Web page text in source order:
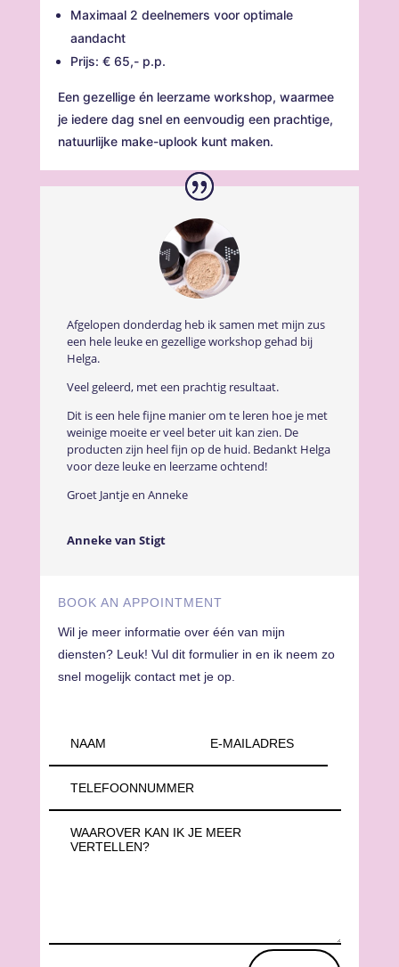
Maximaal 2 deelnemers voor optimale
aandacht
Prijs: € 65,- p.p.
Een gezellige én leerzame workshop, waarmee
je iedere dag snel en eenvoudig een prachtige,
natuurlijke make-uplook kunt maken.
Afgelopen donderdag heb ik samen met mijn zus
een hele leuke en gezellige workshop gehad bij
Helga.
Veel geleerd, met een prachtig resultaat.
Dit is een hele fijne manier om te leren hoe je met
weinige moeite er veel beter uit kan zien. De
producten zijn heel fijn op de huid. Bedankt Helga
voor deze leuke en leerzame ochtend!
Groet Jantje en Anneke
Anneke van Stigt
BOOK AN APPOINTMENT
Wil je meer informatie over één van mijn
diensten? Leuk! Vul dit formulier in en ik neem zo
snel mogelijk contact met je op.